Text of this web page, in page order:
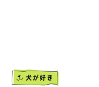
犬が好き